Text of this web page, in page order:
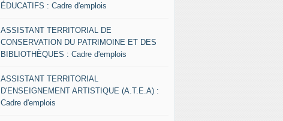
ÉDUCATIFS : Cadre d'emplois
ASSISTANT TERRITORIAL DE
CONSERVATION DU PATRIMOINE ET DES
BIBLIOTHÈQUES : Cadre d'emplois
ASSISTANT TERRITORIAL
D'ENSEIGNEMENT ARTISTIQUE (A.T.E.A) :
Cadre d'emplois